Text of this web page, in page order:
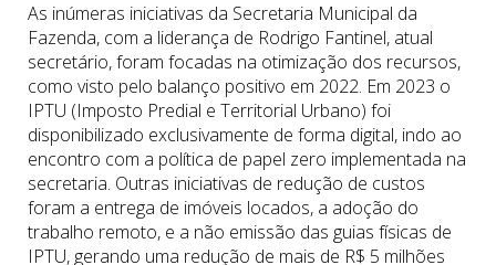
As inúmeras iniciativas da Secretaria Municipal da
Fazenda, com a liderança de Rodrigo Fantinel, atual
secretário, foram focadas na otimização dos recursos,
como visto pelo balanço positivo em 2022. Em 2023 o
IPTU (Imposto Predial e Territorial Urbano) foi
disponibilizado exclusivamente de forma digital, indo ao
encontro com a política de papel zero implementada na
secretaria. Outras iniciativas de redução de custos
foram a entrega de imóveis locados, a adoção do
trabalho remoto, e a não emissão das guias físicas de
IPTU, gerando uma redução de mais de R$ 5 milhões